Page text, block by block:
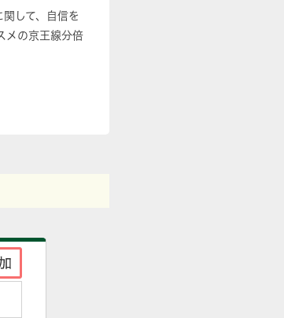
して、自信を
メの京王線分倍